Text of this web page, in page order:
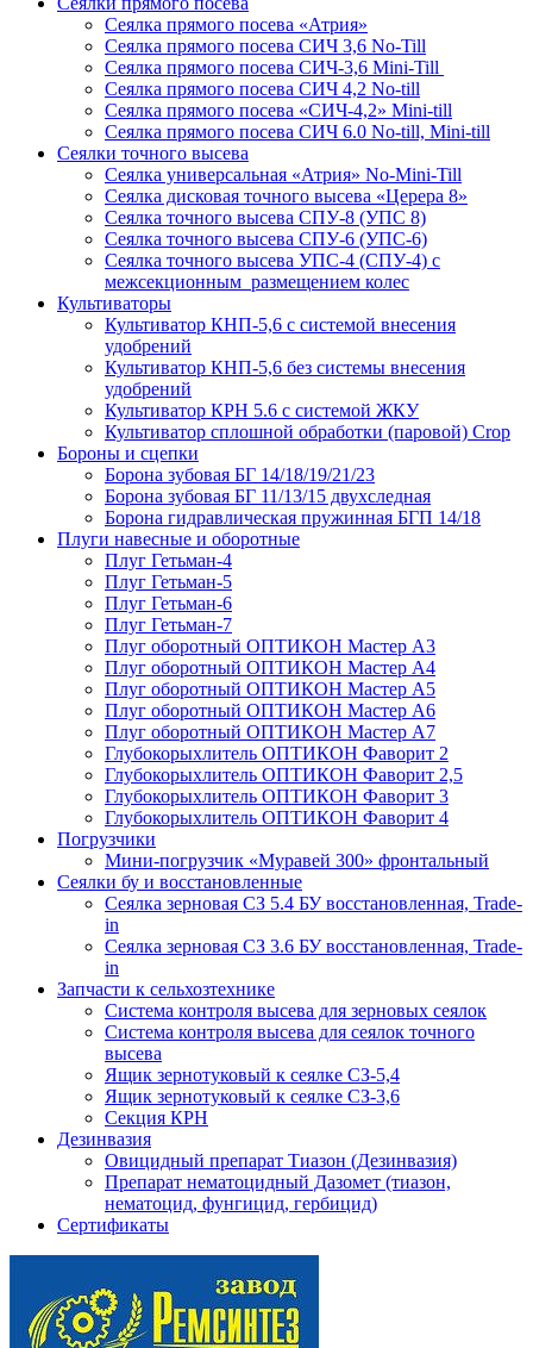
Сеялка прямого посева «Атрия»
Сеялка прямого посева СИЧ 3,6 No-Till
Сеялка прямого посева СИЧ-3,6 Mini-Till
Сеялка прямого посева СИЧ 4,2 No-till
Сеялка прямого посева «СИЧ-4,2» Mini-till
Сеялка прямого посева СИЧ 6.0 No-till, Mini-till
Сеялки точного высева
Сеялка универсальная «Атрия» No-Mini-Till
Сеялка дисковая точного высева «Церера 8»
Сеялка точного высева СПУ-8 (УПС 8)
Сеялка точного высева СПУ-6 (УПС-6)
Сеялка точного высева УПС-4 (СПУ-4) с
межсекционным размещением колес
Культиваторы
Культиватор КНП-5,6 с системой внесения
удобрений
Культиватор КНП-5,6 без системы внесения
удобрений
Культиватор КРН 5.6 с системой ЖКУ
Культиватор сплошной обработки (паровой) Crop
Бороны и сцепки
Борона зубовая БГ 14/18/19/21/23
Борона зубовая БГ 11/13/15 двухследная
Борона гидравлическая пружинная БГП 14/18
Плуги навесные и оборотные
Плуг Гетьман-4
Плуг Гетьман-5
Плуг Гетьман-6
Плуг Гетьман-7
Плуг оборотный ОПТИКОН Мастер А3
Плуг оборотный ОПТИКОН Мастер А4
Плуг оборотный ОПТИКОН Мастер А5
Плуг оборотный ОПТИКОН Мастер А6
Плуг оборотный ОПТИКОН Мастер А7
Глубокорыхлитель ОПТИКОН Фаворит 2
Глубокорыхлитель ОПТИКОН Фаворит 2,5
Глубокорыхлитель ОПТИКОН Фаворит 3
Глубокорыхлитель ОПТИКОН Фаворит 4
Погрузчики
Мини-погрузчик «Муравей 300» фронтальный
Сеялки бу и восстановленные
Сеялка зерновая СЗ 5.4 БУ восстановленная, Trade-
in
Сеялка зерновая СЗ 3.6 БУ восстановленная, Trade-
in
Запчасти к сельхозтехнике
Система контроля высева для зерновых сеялок
Система контроля высева для сеялок точного
высева
Ящик зернотуковый к сеялке СЗ-5,4
Ящик зернотуковый к сеялке СЗ-3,6
Секция КРН
Дезинвазия
Овицидный препарат Тиазон (Дезинвазия)
Препарат нематоцидный Дазомет (тиазон,
нематоцид, фунгицид, гербицид)
Сертификаты